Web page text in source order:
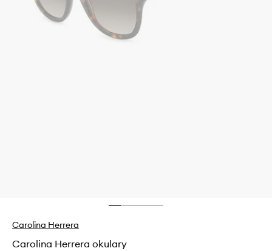
Carolina Herrera
Carolina Herrera okulary